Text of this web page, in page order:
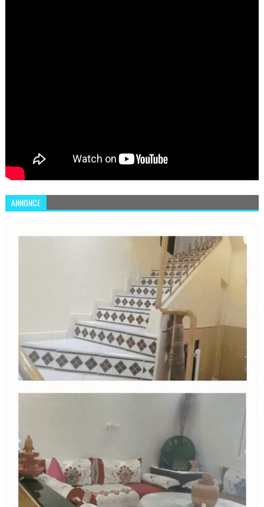
ANNONCE